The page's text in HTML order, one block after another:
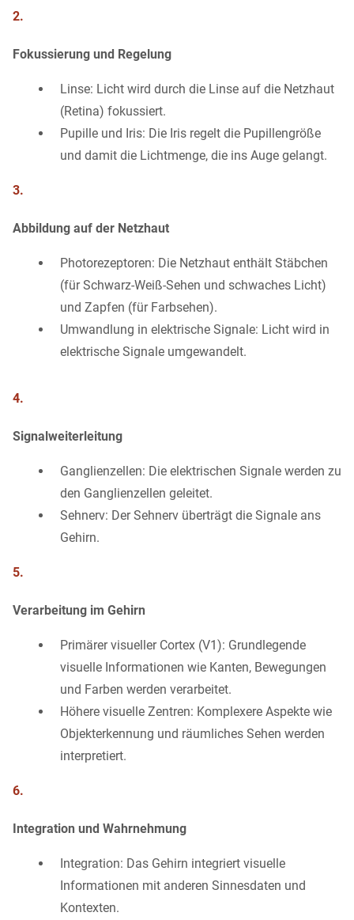
2.
Fokussierung und Regelung
Linse: Licht wird durch die Linse auf die Netzhaut
(Retina) fokussiert.
Pupille und Iris: Die Iris regelt die Pupillengröße
und damit die Lichtmenge, die ins Auge gelangt.
3.
Abbildung auf der Netzhaut
Photorezeptoren: Die Netzhaut enthält Stäbchen
(für Schwarz-Weiß-Sehen und schwaches Licht)
und Zapfen (für Farbsehen).
Umwandlung in elektrische Signale: Licht wird in
elektrische Signale umgewandelt.
4.
Signalweiterleitung
Ganglienzellen: Die elektrischen Signale werden zu
den Ganglienzellen geleitet.
Sehnerv: Der Sehnerv überträgt die Signale ans
Gehirn.
5.
Verarbeitung im Gehirn
Primärer visueller Cortex (V1): Grundlegende
visuelle Informationen wie Kanten, Bewegungen
und Farben werden verarbeitet.
Höhere visuelle Zentren: Komplexere Aspekte wie
Objekterkennung und räumliches Sehen werden
interpretiert.
6.
Integration und Wahrnehmung
Integration: Das Gehirn integriert visuelle
Informationen mit anderen Sinnesdaten und
Kontexten.